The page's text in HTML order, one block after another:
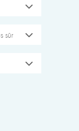
sûr